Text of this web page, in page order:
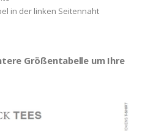
in der linken Seitennaht
Größentabelle um Ihre